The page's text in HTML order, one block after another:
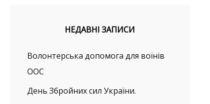
НЕДАВНІ ЗАПИСИ
Волонтерська допомога для воїнів
ООС
День Збройних сил України.